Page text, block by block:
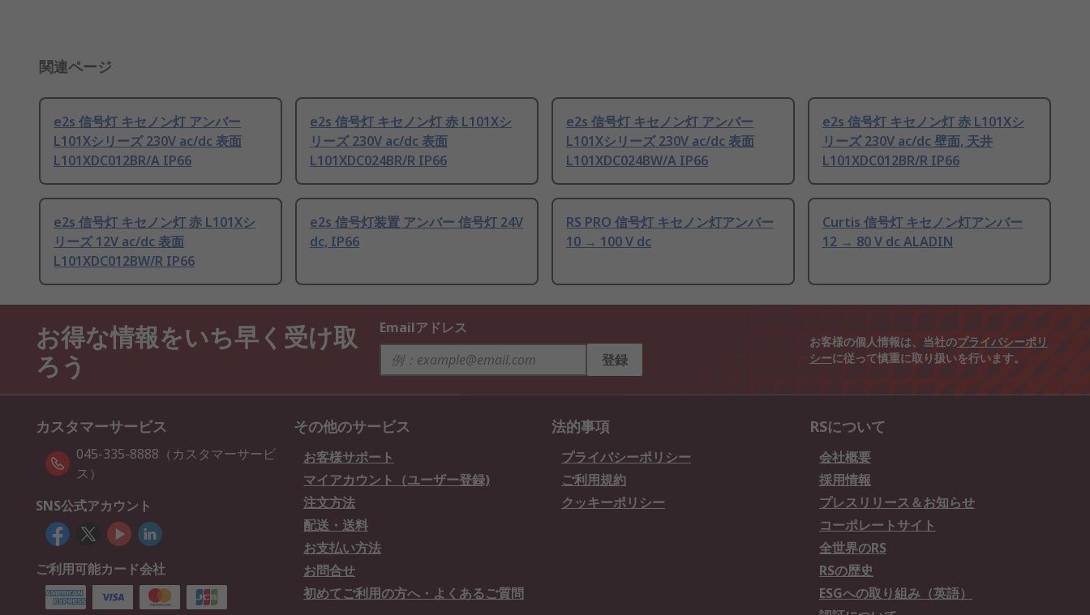
関連ページ
e2s 信号灯 キセノン灯 アンバー
L101Xシリーズ 230V ac/dc 表面
L101XDC012BR/A IP66
e2s 信号灯 キセノン灯 赤 L101Xシ
リーズ 230V ac/dc 表面
L101XDC024BR/R IP66
e2s 信号灯 キセノン灯 アンバー
L101Xシリーズ 230V ac/dc 表面
L101XDC024BW/A IP66
e2s 信号灯 キセノン灯 赤 L101Xシ
リーズ 230V ac/dc 壁面, 天井
L101XDC012BR/R IP66
e2s 信号灯 キセノン灯 赤 L101Xシ
リーズ 12V ac/dc 表面
L101XDC012BW/R IP66
e2s 信号灯装置 アンバー 信号灯 24V
dc, IP66
RS PRO 信号灯 キセノン灯アンバー
10 → 100 V dc
Curtis 信号灯 キセノン灯アンバー
12 → 80 V dc ALADIN
お得な情報をいち早く受け取
ろう
Emailアドレス
登録
お客様の個人情報は、当社のプライバシーポリ
シーに従って慎重に取り扱いを行います。
カスタマーサービス
045-335-8888（カスタマーサービ
ス）
SNS公式アカウント
ご利用可能カード会社
その他のサービス
お客様サポート
マイアカウント（ユーザー登録)
注文方法
配送・送料
お支払い方法
お問合せ
初めてご利用の方へ・よくあるご質問
法的事項
プライバシーポリシー
ご利用規約
クッキーポリシー
RSについて
会社概要
採用情報
プレスリリース＆お知らせ
コーポレートサイト
全世界のRS
RSの歴史
ESGへの取り組み（英語）